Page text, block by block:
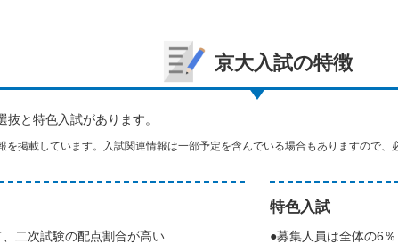
京大入試の特徴
と特色入試があります。
掲載しています。入試関連情報は一部予定を含んでいる場合もありますので、
二次試験の配点割合が高い
特色入試
●募集人員は全体の6％